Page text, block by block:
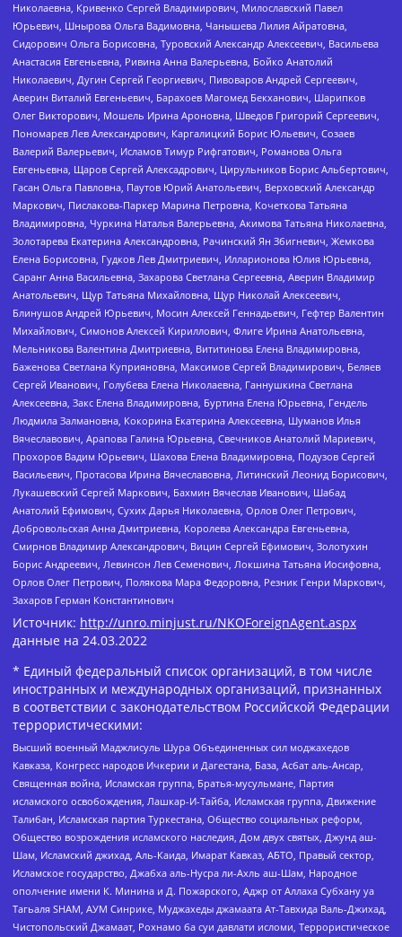
Николаевна, Кривенко Сергей Владимирович, Милославский Павел
Юрьевич, Шнырова Ольга Вадимовна, Чанышева Лилия Айратовна,
Сидорович Ольга Борисовна, Туровский Александр Алексеевич, Васильева
Анастасия Евгеньевна, Ривина Анна Валерьевна, Бойко Анатолий
Николаевич, Дугин Сергей Георгиевич, Пивоваров Андрей Сергеевич,
Аверин Виталий Евгеньевич, Барахоев Магомед Бекханович, Шарипков
Олег Викторович, Мошель Ирина Ароновна, Шведов Григорий Сергеевич,
Пономарев Лев Александрович, Каргалицкий Борис Юльевич, Созаев
Валерий Валерьевич, Исламов Тимур Рифгатович, Романова Ольга
Евгеньевна, Щаров Сергей Алексадрович, Цирульников Борис Альбертович,
Гасан Ольга Павловна, Паутов Юрий Анатольевич, Верховский Александр
Маркович, Пислакова-Паркер Марина Петровна, Кочеткова Татьяна
Владимировна, Чуркина Наталья Валерьевна, Акимова Татьяна Николаевна,
Золотарева Екатерина Александровна, Рачинский Ян Збигневич, Жемкова
Елена Борисовна, Гудков Лев Дмитриевич, Илларионова Юлия Юрьевна,
Саранг Анна Васильевна, Захарова Светлана Сергеевна, Аверин Владимир
Анатольевич, Щур Татьяна Михайловна, Щур Николай Алексеевич,
Блинушов Андрей Юрьевич, Мосин Алексей Геннадьевич, Гефтер Валентин
Михайлович, Симонов Алексей Кириллович, Флиге Ирина Анатольевна,
Мельникова Валентина Дмитриевна, Вититинова Елена Владимировна,
Баженова Светлана Куприяновна, Максимов Сергей Владимирович, Беляев
Сергей Иванович, Голубева Елена Николаевна, Ганнушкина Светлана
Алексеевна, Закс Елена Владимировна, Буртина Елена Юрьевна, Гендель
Людмила Залмановна, Кокорина Екатерина Алексеевна, Шуманов Илья
Вячеславович, Арапова Галина Юрьевна, Свечников Анатолий Мариевич,
Прохоров Вадим Юрьевич, Шахова Елена Владимировна, Подузов Сергей
Васильевич, Протасова Ирина Вячеславовна, Литинский Леонид Борисович,
Лукашевский Сергей Маркович, Бахмин Вячеслав Иванович, Шабад
Анатолий Ефимович, Сухих Дарья Николаевна, Орлов Олег Петрович,
Добровольская Анна Дмитриевна, Королева Александра Евгеньевна,
Смирнов Владимир Александрович, Вицин Сергей Ефимович, Золотухин
Борис Андреевич, Левинсон Лев Семенович, Локшина Татьяна Иосифовна,
Орлов Олег Петрович, Полякова Мара Федоровна, Резник Генри Маркович,
Захаров Герман Константинович
Источник: http://unro.minjust.ru/NKOForeignAgent.aspx
данные на 24.03.2022
* Единый федеральный список организаций, в том числе
иностранных и международных организаций, признанных
в соответствии с законодательством Российской Федерации
террористическими:
Высший военный Маджлисуль Шура Объединенных сил моджахедов
Кавказа, Конгресс народов Ичкерии и Дагестана, База, Асбат аль-Ансар,
Священная война, Исламская группа, Братья-мусульмане, Партия
исламского освобождения, Лашкар-И-Тайба, Исламская группа, Движение
Талибан, Исламская партия Туркестана, Общество социальных реформ,
Общество возрождения исламского наследия, Дом двух святых, Джунд аш-
Шам, Исламский джихад, Аль-Каида, Имарат Кавказ, АБТО, Правый сектор,
Исламское государство, Джабха аль-Нусра ли-Ахль аш-Шам, Народное
ополчение имени К. Минина и Д. Пожарского, Аджр от Аллаха Субхану уа
Тагьаля SHAM, АУМ Синрике, Муджахеды джамаата Ат-Тавхида Валь-Джихад,
Чистопольский Джамаат, Рохнамо ба суи давлати исломи, Террористическое